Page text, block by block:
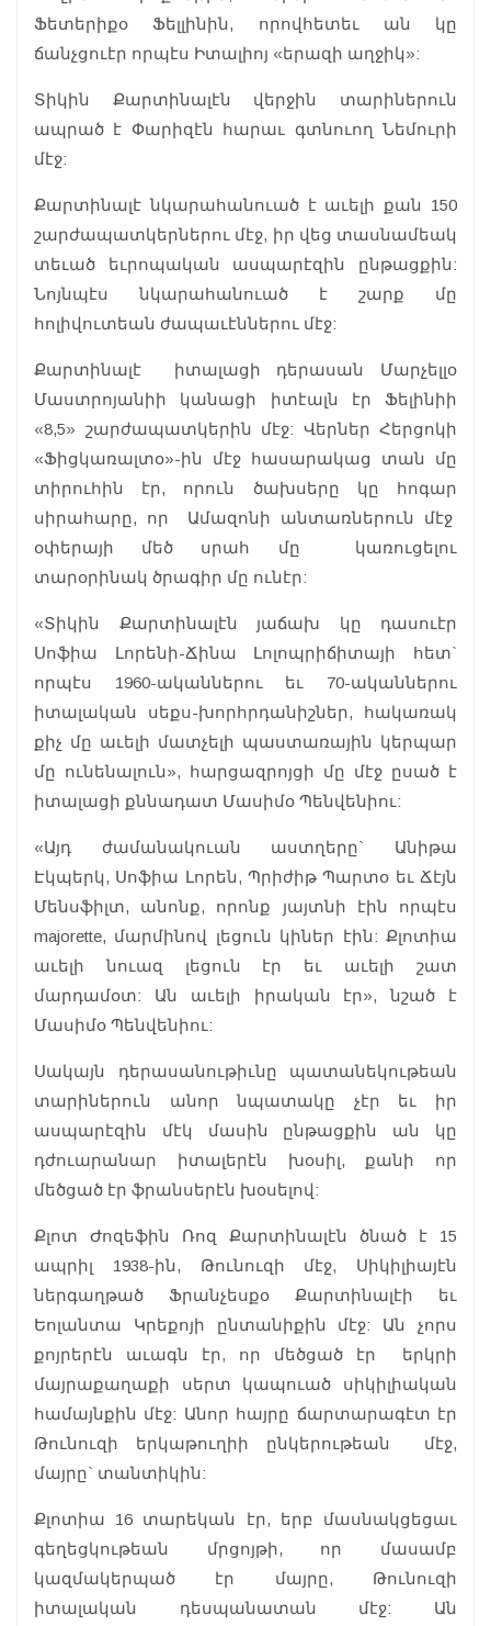
Ֆետերիքօ Ֆելլինին, որովհետեւ ան կը
ճանչցուէր որպէս Իտալիոյ «երազի աղջիկ»:
Տիկին Քարտինալէն վերջին տարիներուն
ապրած է Փարիզէն հարաւ գտնուող Նեմուրի
մէջ:
Քարտինալէ նկարահանուած է աւելի քան 150
շարժապատկերներու մէջ, իր վեց տասնամեակ
տեւած եւրոպական ասպարէզին ընթացքին:
Նոյնպէս նկարահանուած է շարք մը
հոլիվուտեան ժապաւէններու մէջ:
Քարտինալէ իտալացի դերասան Մարչելլօ
Մաստրոյանիի կանացի իտէալն էր Ֆելինիի
«8,5» շարժապատկերին մէջ: Վերներ Հերցոկի
«Ֆիցկառալտօ»-ին մէջ հասարակաց տան մը
տիրուհին էր, որուն ծախսերը կը հոգար
սիրահարը, որ Ամազոնի անտառներուն մէջ
օփերայի մեծ սրահ մը կառուցելու
տարօրինակ ծրագիր մը ունէր:
«Տիկին Քարտինալէն յաճախ կը դասուէր
Սոֆիա Լորենի-Ճինա Լոլոպրիճիտայի հետ`
որպէս 1960-ականներու եւ 70-ականներու
իտալական սեքս-խորհրդանիշներ, հակառակ
քիչ մը աւելի մատչելի պաստառային կերպար
մը ունենալուն», հարցազրոյցի մը մէջ ըսած է
իտալացի քննադատ Մասիմօ Պենվենիու:
«Այդ ժամանակուան աստղերը` Անիթա
Էկպերկ, Սոֆիա Լորեն, Պրիժիթ Պարտօ եւ Ճէյն
Մենսֆիլտ, անոնք, որոնք յայտնի էին որպէս
majorette, մարմինով լեցուն կիներ էին: Քլոտիա
աւելի նուազ լեցուն էր եւ աւելի շատ
մարդամօտ: Ան աւելի իրական էր», նշած է
Մասիմօ Պենվենիու:
Սակայն դերասանութիւնը պատանեկութեան
տարիներուն անոր նպատակը չէր եւ իր
ասպարէզին մէկ մասին ընթացքին ան կը
դժուարանար իտալերէն խօսիլ, քանի որ
մեծցած էր ֆրանսերէն խօսելով:
Քլոտ Ժոզեֆին Ռոզ Քարտինալէն ծնած է 15
ապրիլ 1938-ին, Թունուզի մէջ, Սիկիլիայէն
ներգաղթած Ֆրանչեսքօ Քարտինալէի եւ
Եոլանտա Կրեքոյի ընտանիքին մէջ: Ան չորս
քոյրերէն աւագն էր, որ մեծցած էր երկրի
մայրաքաղաքի սերտ կապուած սիկիլիական
համայնքին մէջ: Անոր հայրը ճարտարագէտ էր
Թունուզի երկաթուղիի ընկերութեան մէջ,
մայրը` տանտիկին:
Քլոտիա 16 տարեկան էր, երբ մասնակցեցաւ
գեղեցկութեան մրցոյթի, որ մասամբ
կազմակերպած էր մայրը, Թունուզի
իտալական դեսպանատան մէջ: Ան